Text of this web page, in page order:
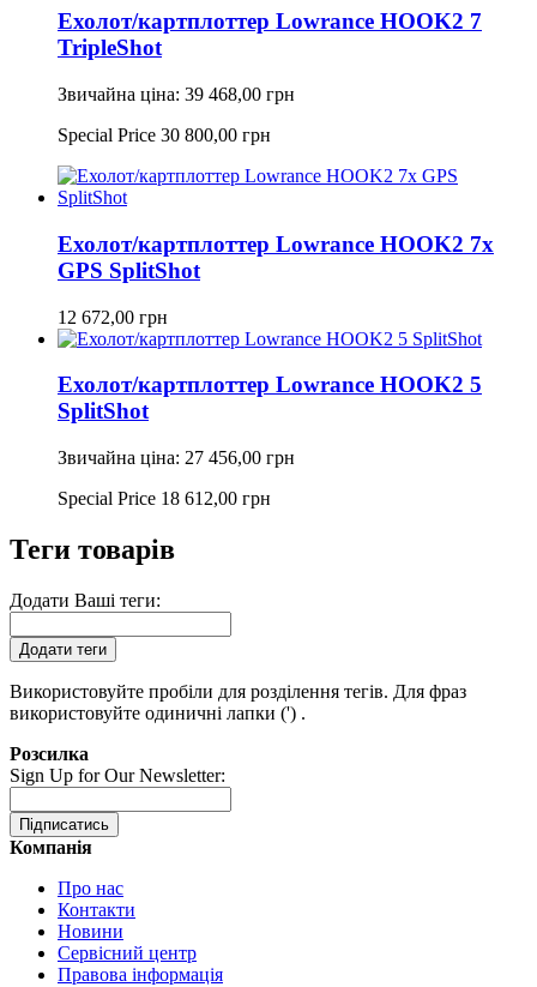
Ехолот/картплоттер Lowrance HOOK2 7
TripleShot
Звичайна ціна: 39 468,00 грн
Special Price 30 800,00 грн
Ехолот/картплоттер Lowrance HOOK2 7x
GPS SplitShot
12 672,00 грн
Ехолот/картплоттер Lowrance HOOK2 5
SplitShot
Звичайна ціна: 27 456,00 грн
Special Price 18 612,00 грн
Теги товарів
Додати Ваші теги:
Додати теги
Використовуйте пробіли для розділення тегів. Для фраз
використовуйте одиничні лапки (') .
Розсилка
Sign Up for Our Newsletter:
Підписатись
Компанія
Про нас
Контакти
Новини
Сервісний центр
Правова інформація